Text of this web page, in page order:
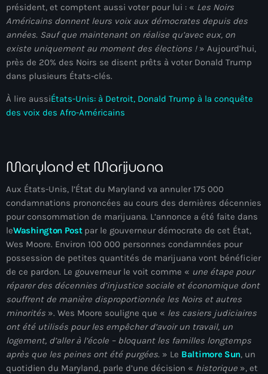
Aljany Narcius writer
Allemagne
Allemand
Alligator Alcatraz
Alsatian
Amérique du Nord
Amérique latine
Ana Belique
André Jonas Vladimir Paraison
Angelo Jean-Baptiste
Anglais
Angy Desravines
Animal Rights
Annonces
président, et comptent aussi voter pour lui : « Les Noirs
Américains donnent leurs voix aux démocrates depuis des
années. Sauf que maintenant on réalise qu’avec eux, on
existe uniquement au moment des élections !» Aujourd’hui,
près de 20% des Noirs se disent prêts à voter Donald Trump
dans plusieurs États-clés.
À lire aussiÉtats-Unis: à Detroit, Donald Trump à la conquête
des voix des Afro-Américains
Maryland et Marijuana
Aux États-Unis, l’État du Maryland va annuler 175 000
condamnations prononcées au cours des dernières décennies
pour consommation de marijuana. L’annonce a été faite dans
leWashington Post par le gouverneur démocrate de cet État,
Wes Moore. Environ 100 000 personnes condamnées pour
possession de petites quantités de marijuana vont bénéficier
de ce pardon. Le gouverneur le voit comme « une étape pour
réparer des décennies d’injustice sociale et économique dont
souffrent de manière disproportionnée les Noirs et autres
minorités ». Wes Moore souligne que « les casiers judiciaires
ont été utilisés pour les empêcher d’avoir un travail, un
logement, d’aller à l’école – bloquant les familles longtemps
après que les peines ont été purgées. » Le Baltimore Sun, un
quotidien du Maryland, parle d’une décision « historique », et